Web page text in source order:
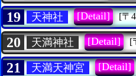
19 天神社 [Detail] [〒
20 天満神社 [Detail] [
21 天満天神宮 [Detail]